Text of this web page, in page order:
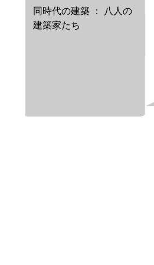
同時代の建築 ： 八人の
建築家たち